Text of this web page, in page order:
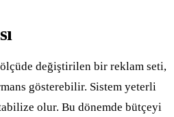
değiştirilen bir reklam seti,
gösterebilir. Sistem yeterli
olur. Bu dönemde bütçeyi